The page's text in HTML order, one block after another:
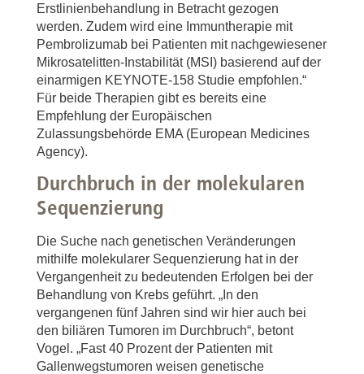
Erstlinienbehandlung in Betracht gezogen
werden. Zudem wird eine Immuntherapie mit
Pembrolizumab bei Patienten mit nachgewiesener
Mikrosatelitten-Instabilität (MSI) basierend auf der
einarmigen KEYNOTE-158 Studie empfohlen.“
Für beide Therapien gibt es bereits eine
Empfehlung der Europäischen
Zulassungsbehörde EMA (European Medicines
Agency).
Durchbruch in der molekularen
Sequenzierung
Die Suche nach genetischen Veränderungen
mithilfe molekularer Sequenzierung hat in der
Vergangenheit zu bedeutenden Erfolgen bei der
Behandlung von Krebs geführt. „In den
vergangenen fünf Jahren sind wir hier auch bei
den biliären Tumoren im Durchbruch“, betont
Vogel. „Fast 40 Prozent der Patienten mit
Gallenwegstumoren weisen genetische